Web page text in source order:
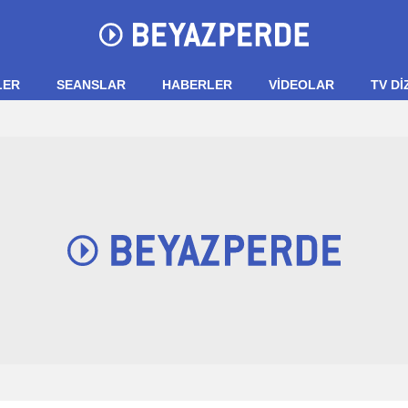
SEANSLAR HABERLER VIDEOLAR TV